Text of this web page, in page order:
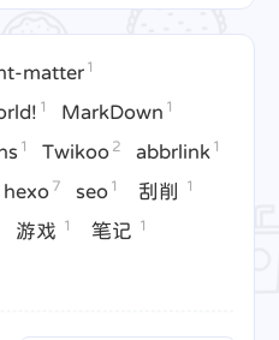
matter 1
1 MarkDown 1
1 Twikoo 2 abbrlink 1
hexo 7 seo 1 刮削 1
游戏 1 笔记 1